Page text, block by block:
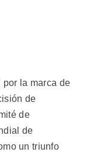
la marca de
de
de
de
un triunfo